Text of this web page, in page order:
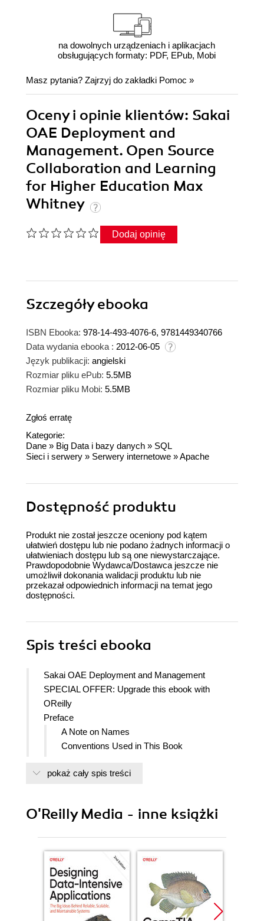
na dowolnych urządzeniach i aplikacjach
obsługujących formaty: PDF, EPub, Mobi
Masz pytania? Zajrzyj do zakładki Pomoc »
Oceny i opinie klientów: Sakai
OAE Deployment and
Management. Open Source
Collaboration and Learning
for Higher Education Max
Whitney
Dodaj opinię
Szczegółyebooka
ISBN Ebooka: 978-14-493-4076-6, 9781449340766
Data wydania ebooka : 2012-06-05
Język publikacji: angielski
Rozmiar pliku ePub: 5.5MB
Rozmiar pliku Mobi: 5.5MB
Zgłoś erratę
Kategorie:
Dane » Big Data i bazy danych » SQL
Sieci i serwery » Serwery internetowe »Apache
Dostępność produktu
Produkt nie został jeszcze oceniony pod kątem
ułatwień dostępu lub nie podano żadnych informacji o
ułatwieniach dostępu lub są one niewystarczające.
Prawdopodobnie Wydawca/Dostawca jeszcze nie
umożliwił dokonania walidacji produktu lub nie
przekazał odpowiednich informacji na temat jego
dostępności.
Spis treści ebooka
Sakai OAE Deployment and Management
SPECIAL OFFER: Upgrade this ebook with
OReilly
Preface
A Note on Names
Conventions Used in This Book
Safari Books Online
August 21, 2012
Putting Course Materials Online
Collaboration
A Protected Space
The Open Source Orientation
2. Installing Sakai OAE
pokaż cały spis treści
O'Reilly Media - inne książki